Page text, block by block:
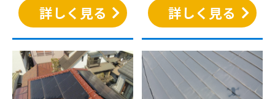
詳しく見る
詳しく見る